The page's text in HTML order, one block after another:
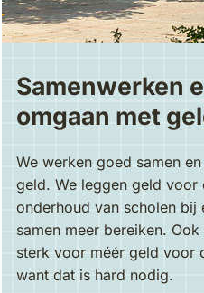
Samenwerken
omgaan met
We werken goed samen
geld. We leggen geld voor
onderhoud van scholen bij
samen meer bereiken.
sterk voor méér geld voor
want dat is hard nodig.